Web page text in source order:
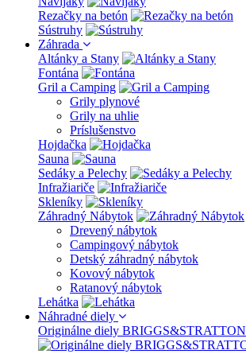
Rezačky na betón
Sústruhy
Záhrada
Altánky a Stany
Fontána
Gril a Camping
Grily plynové
Grily na uhlie
Príslušenstvo
Hojdačka
Sauna
Sedáky a Pelechy
Infražiariče
Skleníky
Záhradný Nábytok
Drevený nábytok
Campingový nábytok
Detský záhradný nábytok
Kovový nábytok
Ratanový nábytok
Lehátka
Náhradné diely
Originálne diely BRIGGS&STRATTON